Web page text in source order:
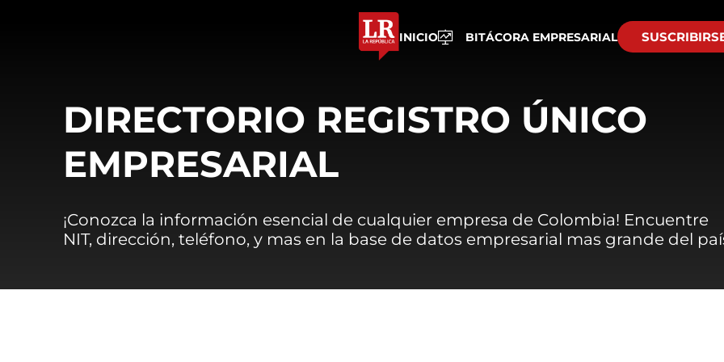
INICIO BITÁCORA EMPRESARIAL
DIRECTORIO REGISTRO ÚNICO
EMPRESARIAL
¡Conozca la información esencial de cualquier empresa de Colombia! Encuentre
NIT, dirección, teléfono, y mas en la base de datos empresarial mas grande del